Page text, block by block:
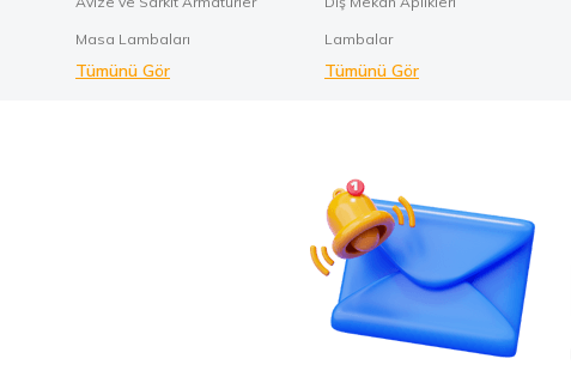
Masa Lambaları
Tümünü Gör
Lambalar
Tümünü Gör